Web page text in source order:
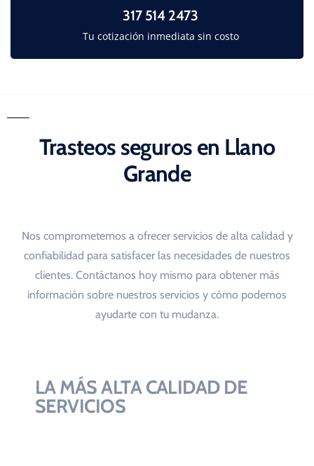
317 514 2473
Tu cotización inmediata sin costo
Trasteos seguros en Llano
Grande
Nos comprometemos a ofrecer servicios de alta calidad y
confiabilidad para satisfacer las necesidades de nuestros
clientes. Contáctanos hoy mismo para obtener más
información sobre nuestros servicios y cómo podemos
ayudarte con tu mudanza.
LA MÁS ALTA CALIDAD DE
SERVICIOS